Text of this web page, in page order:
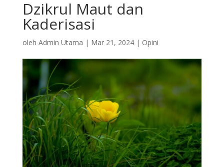
Dzikrul Maut dan
Kaderisasi
oleh Admin Utama | Mar 21, 2024| Opini